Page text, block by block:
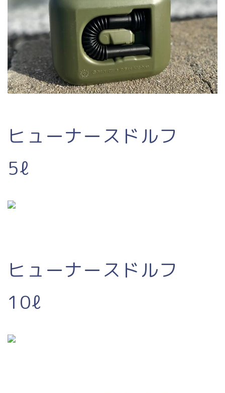
ヒューナースドルフ
5ℓ
ヒューナースドルフ
10ℓ